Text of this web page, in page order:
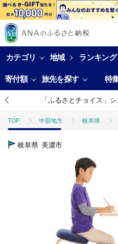
カテゴリ 地域 ランキング
寄付額 旅先を探す 特
「ふるさとチョイス」
TOP 中部地方 岐阜県
TOP
岐阜県 美濃市